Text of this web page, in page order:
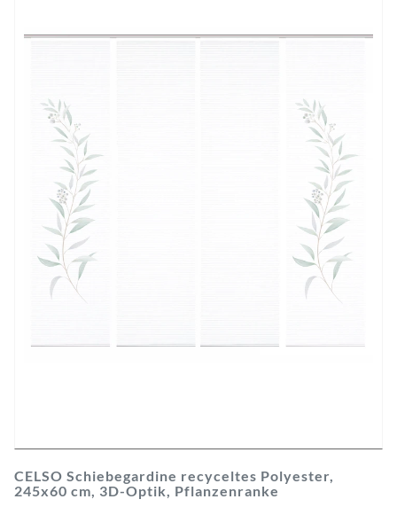
CELSO Schiebegardine recyceltes Polyester,
245x60 cm, 3D-Optik, Pflanzenranke